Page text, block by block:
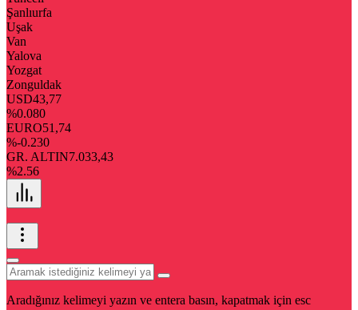
Şanlıurfa
Uşak
Van
Yalova
Yozgat
Zonguldak
USD43,77
%0.080
EURO51,74
%-0.230
GR. ALTIN7.033,43
%2.56
Aradığınız kelimeyi yazın ve entera basın, kapatmak için esc